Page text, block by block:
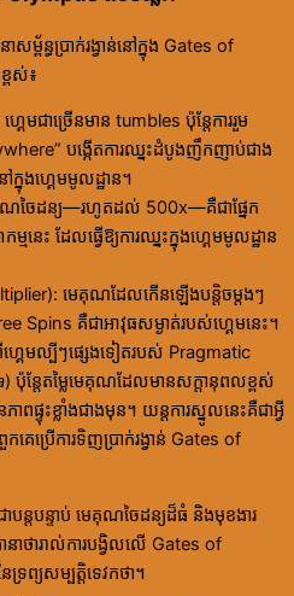
ម្ព័ន្ធប្រាក់រង្វាន់នៅក្នុង Gates of
ពស់៖
មជាច្រើនមាន tumbles ប៉ុន្តែការរួម
បង្កើតការឈ្នះដំបូងញឹកញាប់ជាង
នុងហ្គេមមូលដ្ឋាន។
ណចៃដន្យ—រហូតដល់ 500x—គឺជាផ្នែក
េះ ដែលធ្វើឱ្យការឈ្នះក្នុងហ្គេមមូលដ្ឋាន
មេគុណដែលកើនឡើងបន្តិចម្តងៗ
គឺជាអាវុធសម្ងាត់របស់ហ្គេមនេះ។
គេមល្បីៗផ្សេងទៀតរបស់ Pragmatic
) ប៉ុន្តែតម្លៃមេគុណដែលមានសក្តានុពលខ្ពស់
ាពផ្ទុះខ្លាំងជាងមុន។ យន្តការស្នូលនេះគឺជាអ្វី
េប្រើការទិញប្រាក់រង្វាន់ Gates of
បន្តបន្ទាប់ មេគុណចៃដន្យដ៏ធំ និងមុខងារ
នាថារាល់ការបង្វិលលើ Gates of
រព្យសម្បត្តិទេវកថា។